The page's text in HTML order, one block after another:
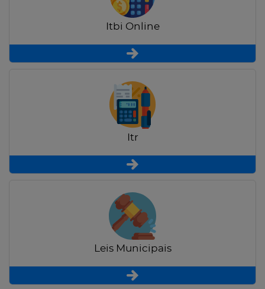
Itbi Online
Itr
Leis Municipais